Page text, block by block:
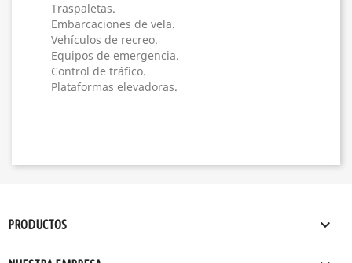
Traspaletas.
Embarcaciones de vela.
Vehículos de recreo.
Equipos de emergencia.
Control de tráfico.
Plataformas elevadoras.
PRODUCTOS 